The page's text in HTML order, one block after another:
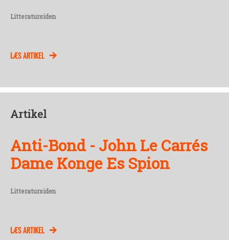
Litteratursiden
LÆS ARTIKEL
Artikel
Anti-Bond - John Le Carrés
Dame Konge Es Spion
Litteratursiden
LÆS ARTIKEL